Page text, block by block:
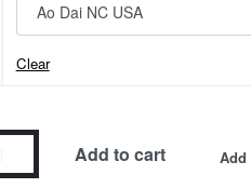
Clear
Add to cart